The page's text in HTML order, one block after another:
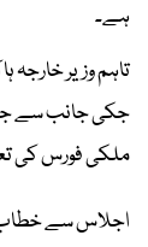
ہے۔
تاہم وزیر خارجہ
جکی جانب سے
ملکی فورس کی
اجلاس سے خطاب